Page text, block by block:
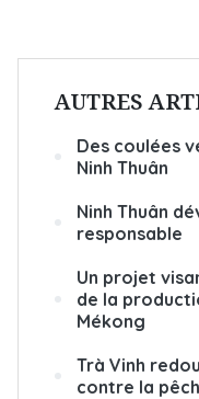
AUTRES
Des coulées
Ninh Thuân
Ninh Thuân
responsable
Un projet
de la
Mékong
Trà Vinh
contre la